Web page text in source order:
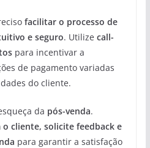
facilitar o processo de
e seguro. Utilize call-
para incentivar a
de pagamento variadas
do cliente.
da pós-venda.
cliente, solicite feedback e
para garantir a satisfação